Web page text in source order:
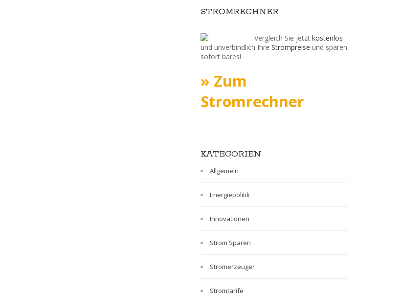
STROMRECHNER
Vergleich Sie jetzt kostenlos
und unverbindlich Ihre Strompreise und sparen
sofort bares!
» Zum
Stromrechner
KATEGORIEN
Allgemein
Energiepolitik
Innovationen
Strom Sparen
Stromerzeuger
Stromtarife